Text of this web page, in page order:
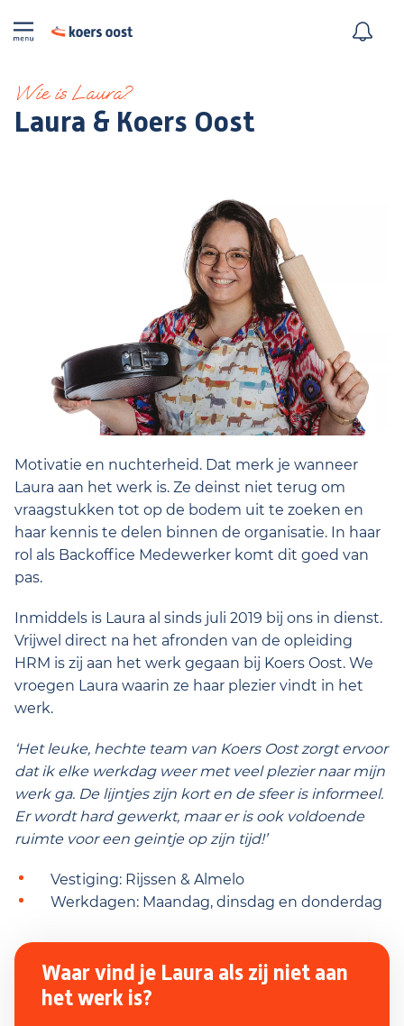
Wie is Laura?
Laura & Koers Oost
Motivatie en nuchterheid. Dat merk je wanneer
Laura aan het werk is. Ze deinst niet terug om
vraagstukken tot op de bodem uit te zoeken en
haar kennis te delen binnen de organisatie. In haar
rol als Backoffice Medewerker komt dit goed van
pas.
Inmiddels is Laura al sinds juli 2019 bij ons in dienst.
Vrijwel direct na het afronden van de opleiding
HRM is zij aan het werk gegaan bij Koers Oost. We
vroegen Laura waarin ze haar plezier vindt in het
werk.
‘Het leuke, hechte team van Koers Oost zorgt ervoor
dat ik elke werkdag weer met veel plezier naar mijn
werk ga. De lijntjes zijn kort en de sfeer is informeel.
Er wordt hard gewerkt, maar er is ook voldoende
ruimte voor een geintje op zijn tijd!’
Vestiging: Rijssen & Almelo
Werkdagen: Maandag, dinsdag en donderdag
Waar vind je Laura als zij niet aan
het werk is?